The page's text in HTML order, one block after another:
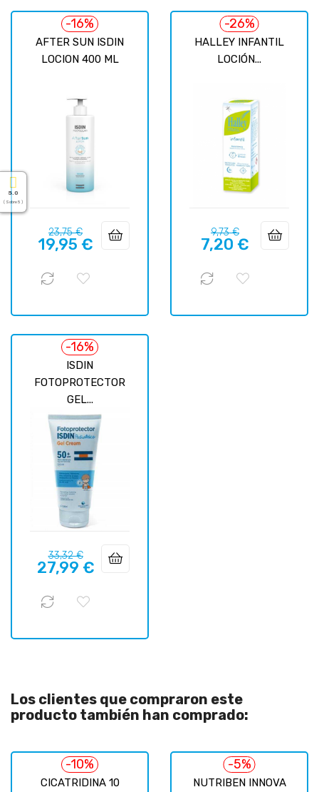
AFTER SUN ISDIN
LOCION 400 ML
-16%
Precio
regular
23,75 €Precio
19,95 €
HALLEY INFANTIL
LOCIÓN...
-26%
Precio
regular
9,73 €Precio
7,20 €
ISDIN
FOTOPROTECTOR
GEL...
-16%
Precio
regular
33,32 €Precio
27,99 €
Los clientes que compraron este
producto también han comprado:
CICATRIDINA 10
-10%
NUTRIBEN INNOVA
-5%
5.0
( Sobre 5 )